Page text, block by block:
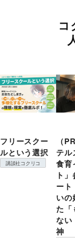
コ
フリースクー
ルという選択
講談社コクリコ
（
テル
食育
ト
ー
いの
た「
ない
神